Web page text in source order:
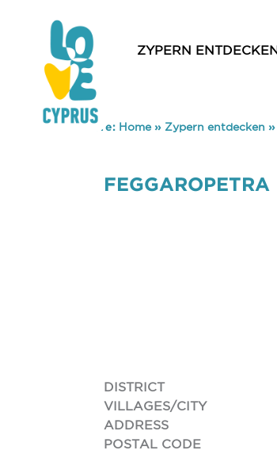
ZYPERN
You are here: Home» Zypern entdecken »
FEGGAROPETRA
DISTRICT
VILLAGES/CITY
ADDRESS
POSTAL CODE